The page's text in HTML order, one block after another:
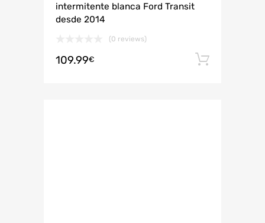
intermitente blanca Ford Transit
desde 2014
(0 reviews)
109.99€